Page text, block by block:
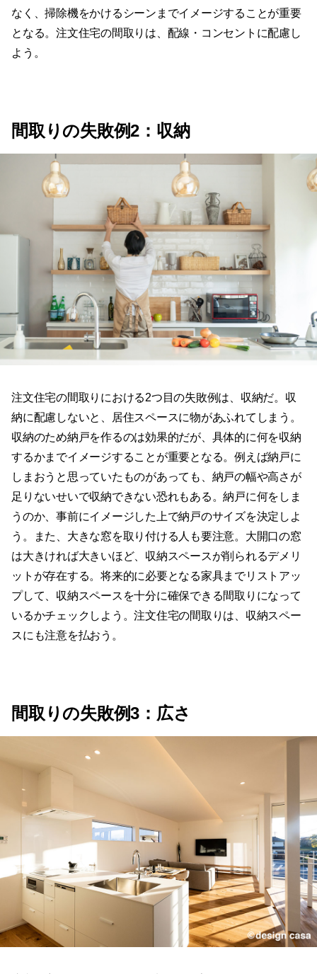
なく、掃除機をかけるシーンまでイメージすることが重要
となる。注文住宅の間取りは、配線・コンセントに配慮し
よう。
間取りの失敗例2：収納
注文住宅の間取りにおける2つ目の失敗例は、収納だ。収
納に配慮しないと、居住スペースに物があふれてしまう。
収納のため納戸を作るのは効果的だが、具体的に何を収納
するかまでイメージすることが重要となる。例えば納戸に
しまおうと思っていたものがあっても、納戸の幅や高さが
足りないせいで収納できない恐れもある。納戸に何をしま
うのか、事前にイメージした上で納戸のサイズを決定しよ
う。また、大きな窓を取り付ける人も要注意。大開口の窓
は大きければ大きいほど、収納スペースが削られるデメリ
ットが存在する。将来的に必要となる家具までリストアッ
プして、収納スペースを十分に確保できる間取りになって
いるかチェックしよう。注文住宅の間取りは、収納スペー
スにも注意を払おう。
間取りの失敗例3：広さ